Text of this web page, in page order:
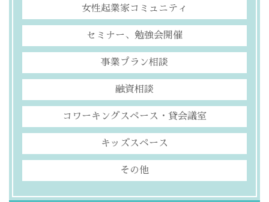
女性起業家コミュニティ
セミナー、勉強会開催
事業プラン相談
融資相談
コワーキングスペース・貸会議室
キッズスペース
その他